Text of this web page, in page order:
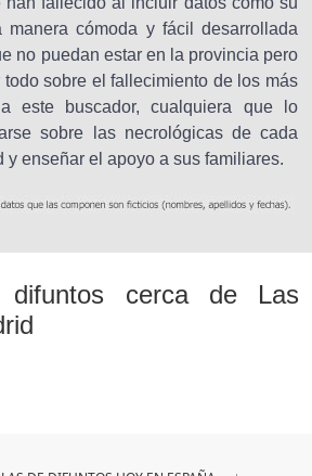
manera cómoda y fácil desarrollada
no puedan estar en la provincia pero
sobre el fallecimiento de los más
este buscador, cualquiera que lo
sobre las necrológicas de cada
y enseñar el apoyo a sus familiares.
difuntos cerca de Las